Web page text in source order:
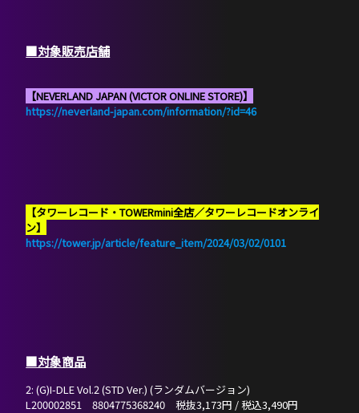
■対象販売店舗
【NEVERLAND JAPAN (VICTOR ONLINE STORE)】
https://neverland-japan.com/information/?id=46
【タワーレコード・TOWERmini全店／タワーレコードオンライ
ン】
https://tower.jp/article/feature_item/2024/03/02/0101
■対象商品
2: (G)I-DLE Vol.2 (STD Ver.) (ランダムバージョン)
L200002851 8804775368240 税抜3,173円 / 税込3,490円